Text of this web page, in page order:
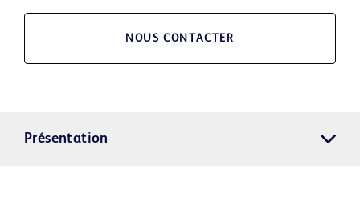
NOUS CONTACTER
Présentation